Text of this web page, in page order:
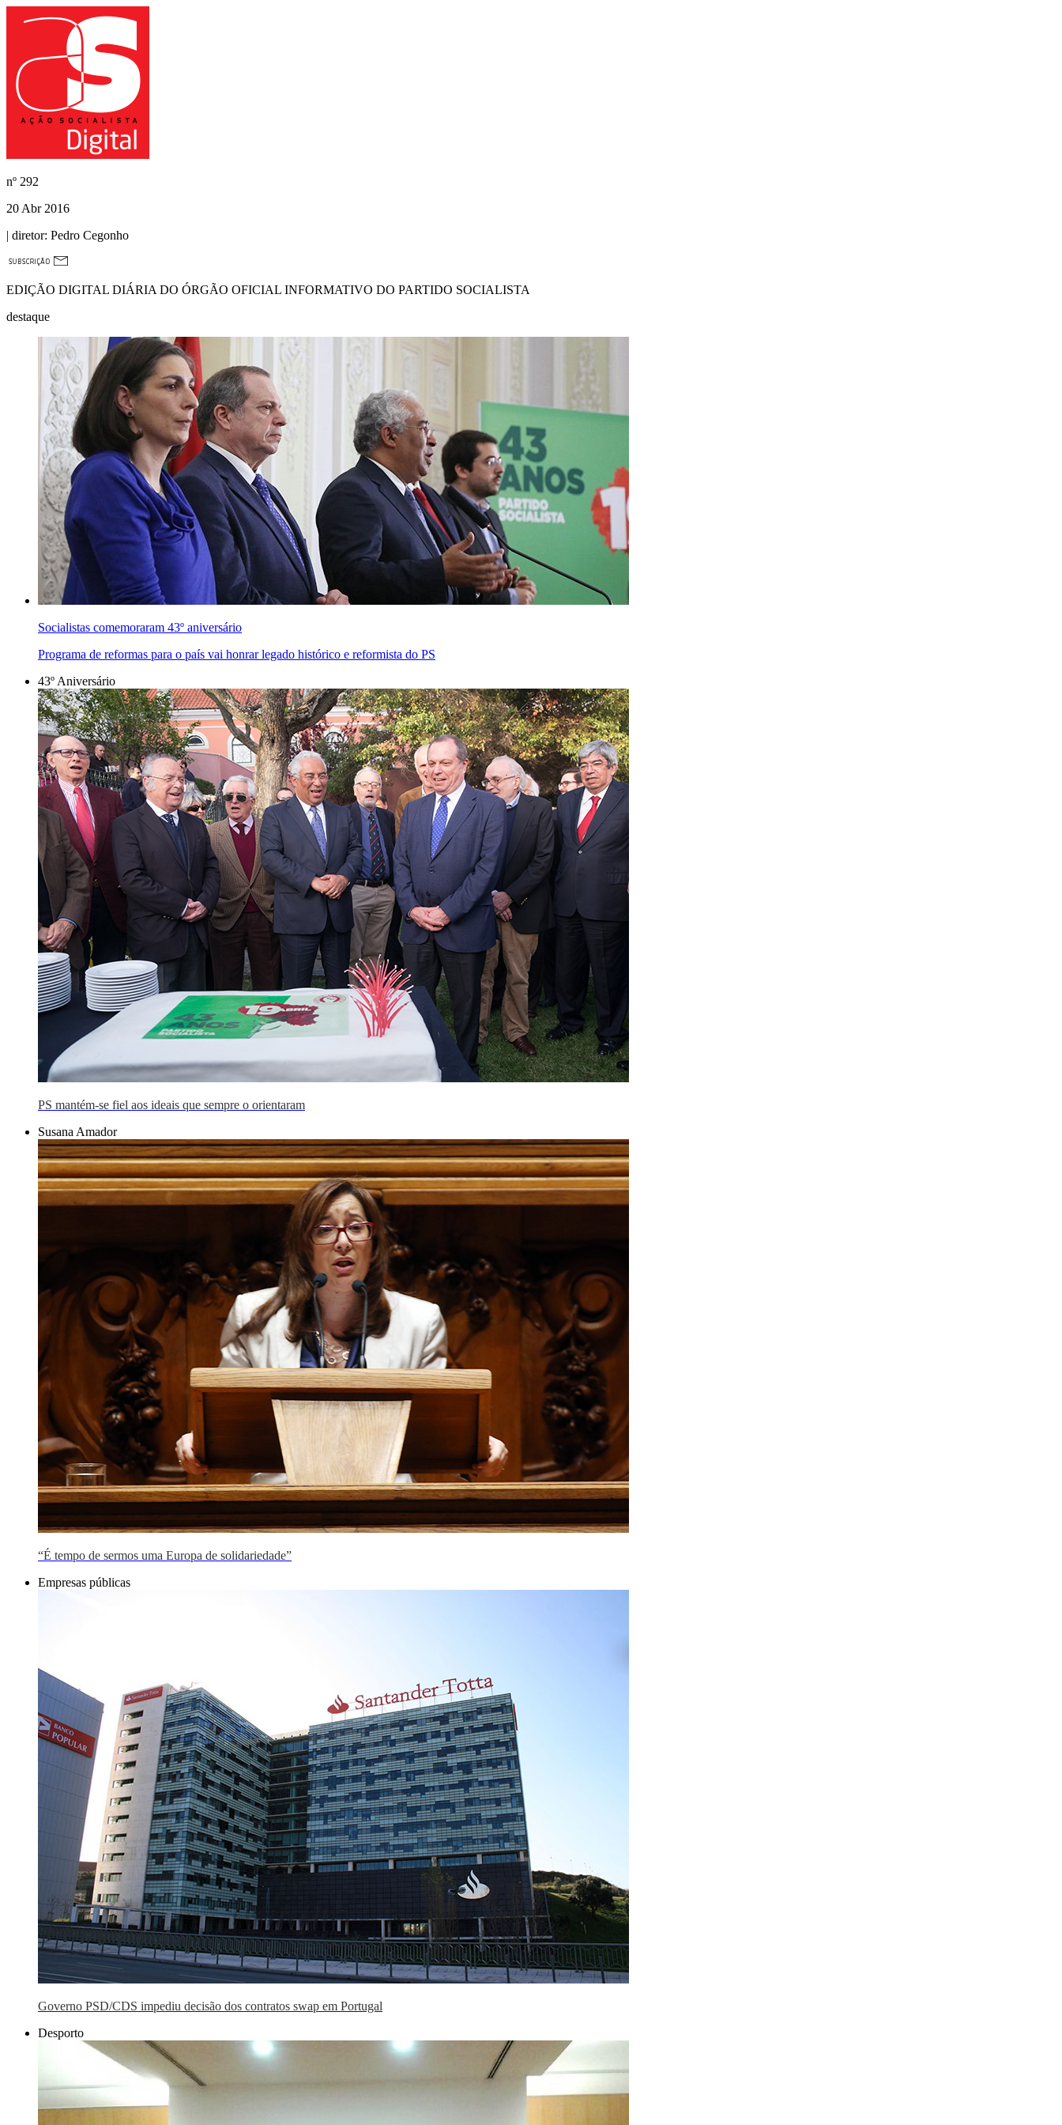
nº 292
20 Abr 2016
| diretor: Pedro Cegonho
EDIÇÃO DIGITAL DIÁRIA DO ÓRGÃO OFICIAL INFORMATIVO DO PARTIDO SOCIALISTA
destaque
Socialistas comemoraram 43º aniversário
Programa de reformas para o país vai honrar legado histórico e reformista do PS
43º Aniversário
PS mantém-se fiel aos ideais que sempre o orientaram
Susana Amador
“É tempo de sermos uma Europa de solidariedade”
Empresas públicas
Governo PSD/CDS impediu decisão dos contratos swap em Portugal
Desporto